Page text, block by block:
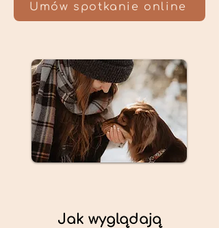
Umów spotkanie online
Jak wyglądają